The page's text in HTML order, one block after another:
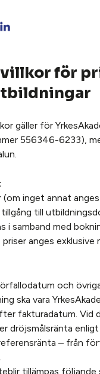
för
gäller för
556346-6233),
inget annat
till
i samband med
anges exklusive
och
ska vara
fakturadatum. Vid
dröjsmålsränta
– från
tillämpas följande